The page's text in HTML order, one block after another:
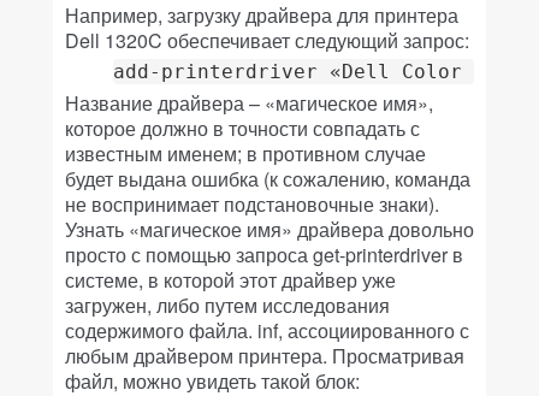
Например, загрузку драйвера для принтера
Dell 1320C обеспечивает следующий запрос:
add-printerdriver «Dell Color Laser
Название драйвера – «магическое имя»,
которое должно в точности совпадать с
известным именем; в противном случае
будет выдана ошибка (к сожалению, команда
не воспринимает подстановочные знаки).
Узнать «магическое имя» драйвера довольно
просто с помощью запроса get-printerdriver в
системе, в которой этот драйвер уже
загружен, либо путем исследования
содержимого файла. inf, ассоциированного с
любым драйвером принтера. Просматривая
файл, можно увидеть такой блок: